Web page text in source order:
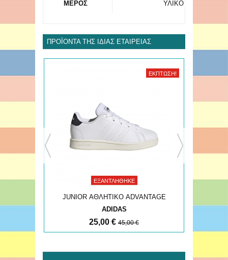
ΜΕΡΟΣ
ΥΛΙΚΟ
ΠΡΟΪΌΝΤΑ ΤΗΣ ΊΔΙΑΣ ΕΤΑΙΡΕΊΑΣ
ΈΚΠΤΩΣΗ! ΈΚΠΤΩΣΗ!
ΕΞΑΝΤΛΉΘΗΚΕ
JUNIOR ΑΘΛΗΤΙΚΟ ADVANTAGE
ADIDAS
25,00 € 45,00 €